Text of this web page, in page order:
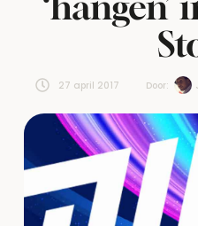
27 april 2017 Door: